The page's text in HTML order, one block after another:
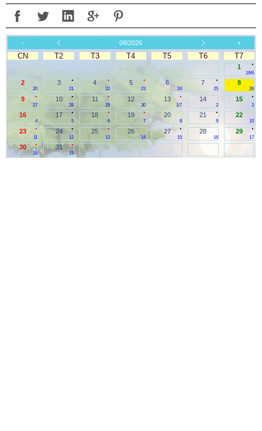
- 08/2026 +
CN T2 T3 T4 T5 T6 T7
.
1
19/6
2
20
.
3
21
.
4
22
.
5
23
6
24
.
7
25
8
26
.
9
27
.
10
28
.
11
29
12
30
.
13
1/7
14
2
.
15
3
16
4
.
17
5
.
18
6
.
19
7
20
8
.
21
9
22
10
.
23
11
.
24
12
.
25
13
26
14
.
27
15
28
16
.
29
17
.
30
18
.
31
19